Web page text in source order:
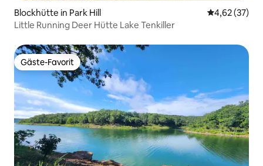
Blockhütte in Park Hill
4,62 (37)
Little Running Deer Hütte Lake Tenkiller
Gäste-Favorit
Gäste-Favorit